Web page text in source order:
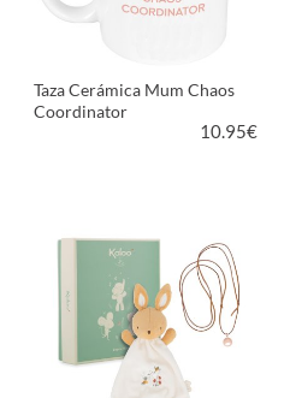
Taza Cerámica Mum Chaos
Coordinator
10.95€